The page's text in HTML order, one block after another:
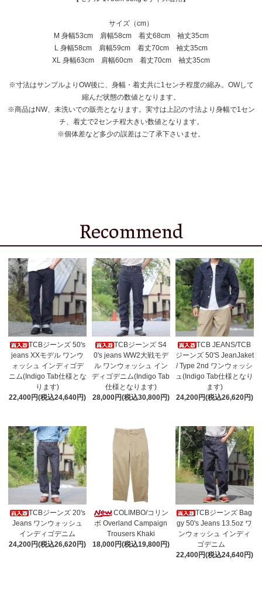
サイズ（cm）
M 身幅53cm 肩幅58cm 着丈68cm 袖丈35cm
L 身幅58cm 肩幅59cm 着丈70cm 袖丈35cm
XL 身幅63cm 肩幅60cm 着丈70cm 袖丈35cm
※寸法はサンプルよりOW後に、身幅・着丈共に1センチ程度の縮み。OWして
縮んだ状態の数値となります。
※商品はNW、未洗いでの販売となります。実寸は上記の寸法より身幅で1セン
チ、着丈で2センチ程大きい数値となります。
※個体差など多少の誤差はご了承下さいませ。
TCBジーンズ 50's
jeans XXモデル ワンウ
ォッシュ インディゴデ
ニム(Indigo Tab仕様とな
ります)
22,400円(税込24,640円)
TCBジーンズ S4
0's jeans WW2大戦モデ
ル ワンウォッシュ イン
ディゴデニム(Indigo Tab
仕様となります)
28,000円(税込30,800円)
TCB JEANS/TCB
ジーンズ 50'S JeanJaket
/ Type 2nd ワンウォッシ
ュ(Indigo Tab仕様となり
ます)
24,200円(税込26,620円)
TCBジーンズ 20's
Jeans ワンウォッシュ
インディゴデニム
24,200円(税込26,620円)
COLIMBO/コリン
ボ Overland Campaign
Trousers Khaki
18,000円(税込19,800円)
TCBジーンズ Bag
gy 50's Jeans 13.5oz ワ
ンウォッシュ インディ
ゴデニム
22,400円(税込24,640円)